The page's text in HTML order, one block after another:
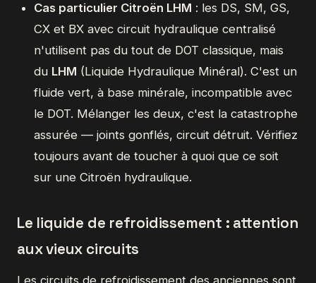
Cas particulier Citroën LHM : les DS, SM, GS,
CX et BX avec circuit hydraulique centralisé
n'utilisent pas du tout de DOT classique, mais
du LHM (Liquide Hydraulique Minéral). C'est un
fluide vert, à base minérale, incompatible avec
le DOT. Mélanger les deux, c'est la catastrophe
assurée — joints gonflés, circuit détruit. Vérifiez
toujours avant de toucher à quoi que ce soit
sur une Citroën hydraulique.
Le liquide de refroidissement : attention
aux vieux circuits
Les circuits de refroidissement des anciennes sont